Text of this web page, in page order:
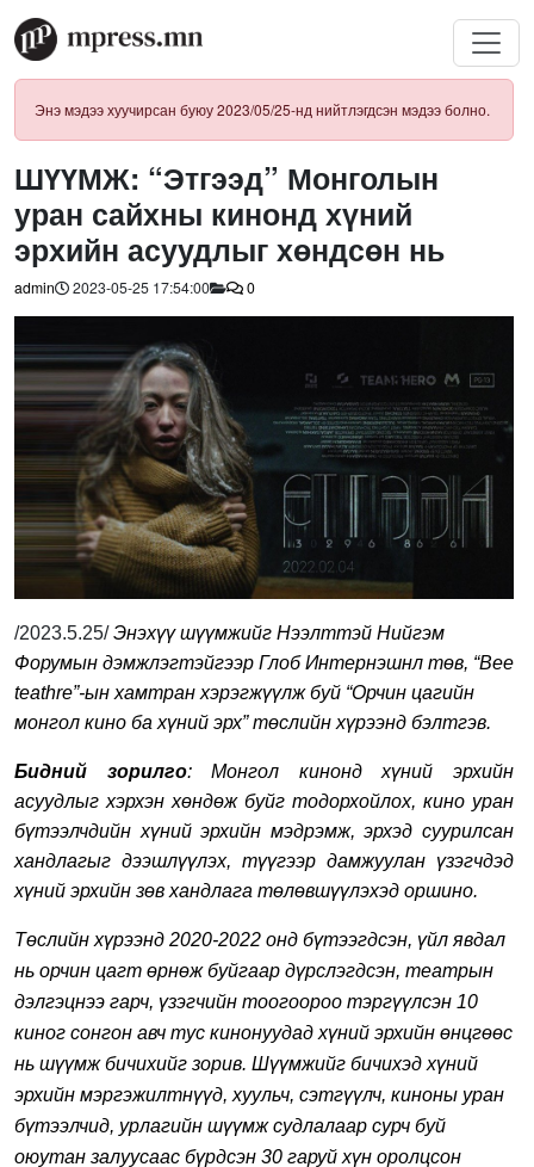
Энэ мэдээ хуучирсан буюу 2023/05/25-нд нийтлэгдсэн мэдээ болно.
ШҮҮМЖ: “Этгээд” Монголын
уран сайхны кинонд хүний
эрхийн асуудлыг хөндсөн нь
admin 2023-05-25 17:54:00 0
/2023.5.25/Энэхүү шүүмжийг Нээлттэй Нийгэм
Форумын дэмжлэгтэйгээр Глоб Интернэшнл төв, “Bee
teathre”-ын хамтран хэрэгжүүлж буй “Орчин цагийн
монгол кино ба хүний эрх” төслийн хүрээнд бэлтгэв.
Бидний зорилго: Монгол кинонд хүний эрхийн
асуудлыг хэрхэн хөндөж буйг тодорхойлох, кино уран
бүтээлчдийн хүний эрхийн мэдрэмж, эрхэд суурилсан
хандлагыг дээшлүүлэх, түүгээр дамжуулан үзэгчдэд
хүний эрхийн зөв хандлага төлөвшүүлэхэд оршино.
Төслийн хүрээнд 2020-2022 онд бүтээгдсэн, үйл явдал
нь орчин цагт өрнөж буйгаар дүрслэгдсэн, театрын
дэлгэцнээ гарч, үзэгчийн тоогоороо тэргүүлсэн 10
киног сонгон авч тус кинонуудад хүний эрхийн өнцгөөс
нь шүүмж бичихийг зорив. Шүүмжийг бичихэд хүний
эрхийн мэргэжилтнүүд, хуульч, сэтгүүлч, киноны уран
бүтээлчид, урлагийн шүүмж судлалаар сурч буй
оюутан залуусаас бүрдсэн 30 гаруй хүн оролцсон